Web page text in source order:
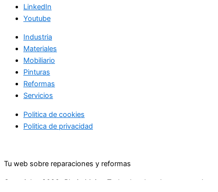
LinkedIn
Youtube
Industria
Materiales
Mobiliario
Pinturas
Reformas
Servicios
Politica de cookies
Politica de privacidad
Tu web sobre reparaciones y reformas
Copyright+2026+Rhein Main.+Todos los derechos reservados